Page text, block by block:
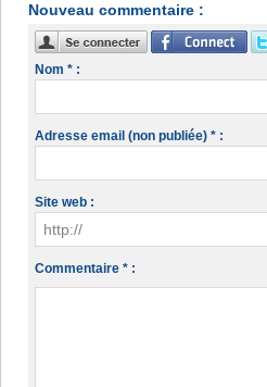
Nouveau commentaire :
Nom * :
Adresse email (non publiée) * :
Site web :
Commentaire * :